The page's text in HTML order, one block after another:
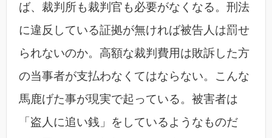
ば、裁判所も裁判官も必要がなくなる。刑法
に違反している証拠が無ければ被告人は罰せ
られないのか。高額な裁判費用は敗訴した方
の当事者が支払わなくてはならない。こんな
馬鹿げた事が現実で起っている。被害者は
「盗人に追い銭」をしているようなものだ